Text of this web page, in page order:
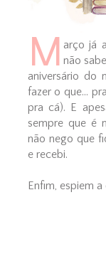
M arço já
não
aniversário do
fazer o que...
pra cá). E
sempre que é
não nego que
e recebi.
Enfim, espiem a